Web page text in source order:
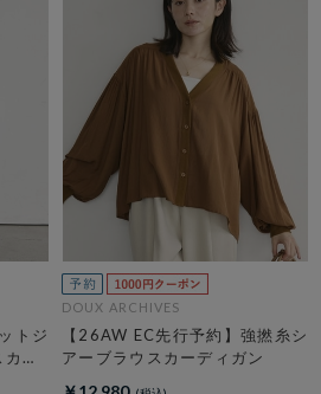
トジ
ー
DOUX ARCHIVES
【26AW EC先行予約】強撚糸シ
アーブラウスカーディガン